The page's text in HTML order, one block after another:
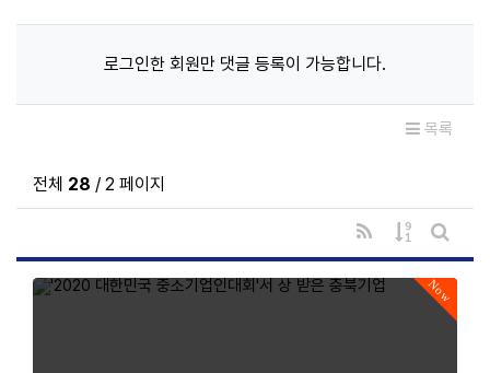
로그인한 회원만 댓글 등록이 가능합니다.
목록
전체 28 / 2 페이지
RSS
게시물 정렬
게시판
Now